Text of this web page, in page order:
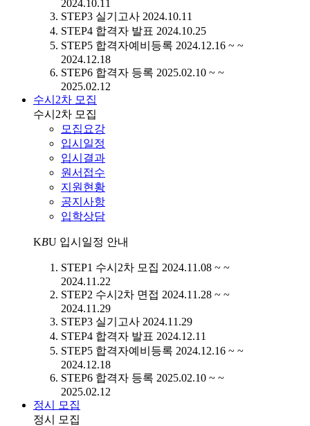
2024.10.11
STEP3 실기고사 2024.10.11
STEP4 합격자 발표 2024.10.25
STEP5 합격자예비등록 2024.12.16 ~ ~
2024.12.18
STEP6 합격자 등록 2025.02.10 ~ ~
2025.02.12
수시2차 모집
수시2차 모집
모집요강
입시일정
입시결과
원서접수
지원현황
공지사항
입학상담
KBU 입시일정 안내
STEP1 수시2차 모집 2024.11.08 ~ ~
2024.11.22
STEP2 수시2차 면접 2024.11.28 ~ ~
2024.11.29
STEP3 실기고사 2024.11.29
STEP4 합격자 발표 2024.12.11
STEP5 합격자예비등록 2024.12.16 ~ ~
2024.12.18
STEP6 합격자 등록 2025.02.10 ~ ~
2025.02.12
정시 모집
정시 모집